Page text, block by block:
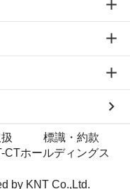
標識・約款
CTホールディングス
by KNT Co.,Ltd.